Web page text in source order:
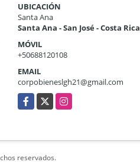
UBICACIÓN
Santa Ana
Santa Ana - San José - Costa Rica
MÓVIL
+50688120108
EMAIL
corpobieneslgh21@gmail.com
Facebook
X Instagram
reservados.